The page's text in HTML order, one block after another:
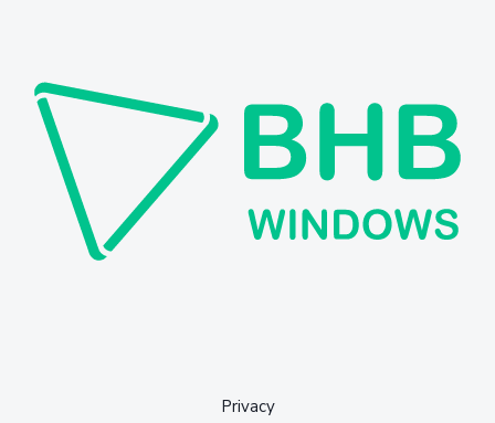
Privacy